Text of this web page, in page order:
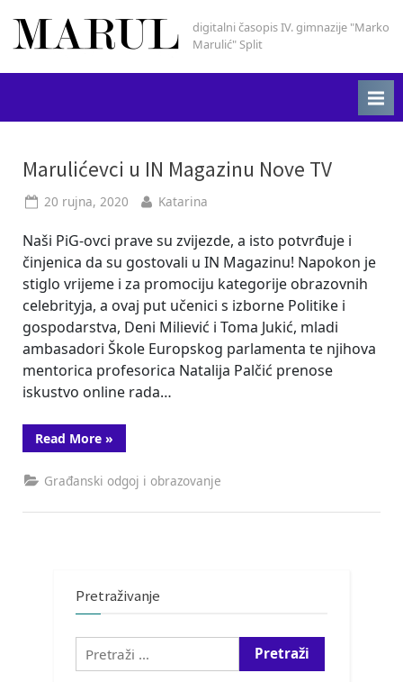
content
Marul
digitalni časopis IV. gimnazije "Marko
Marulić" Split
Oznaka:
IN
Magazin
Marulićevci u IN Magazinu Nove TV
Posted
20 rujna, 2020 By
Katarina
Naši PiG-ovci prave su zvijezde, a isto potvrđuje i
činjenica da su gostovali u IN Magazinu! Napokon je
stiglo vrijeme i za promociju kategorije obrazovnih
celebrityja, a ovaj put učenici s izborne Politike i
gospodarstva, Deni Miliević i Toma Jukić, mladi
ambasadori Škole Europskog parlamenta te njihova
mentorica profesorica Natalija Palčić prenose
iskustvo online rada…
Read More“Marulićevci
u
Magazinu
Nove
»
Građanski odgoj i obrazovanje
Pretraživanje
Pretraži: